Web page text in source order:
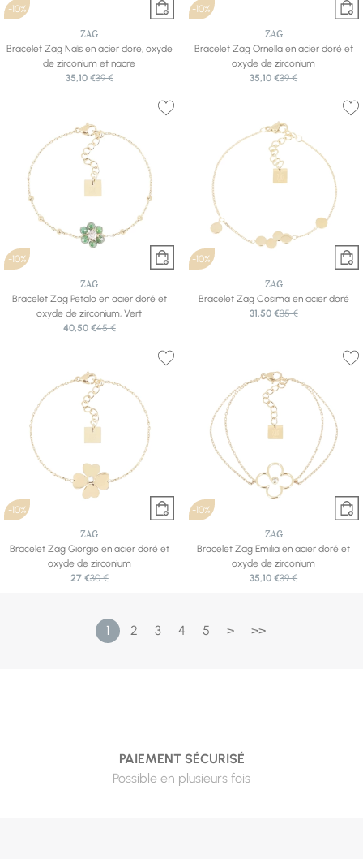
-10%
ZAG
Bracelet Zag Naïs en acier doré, oxyde
de zirconium et nacre
35,10 €39 €
-10%
ZAG
Bracelet Zag Ornella en acier doré et
oxyde de zirconium
35,10 €39 €
-10%
ZAG
Bracelet Zag Petalo en acier doré et
oxyde de zirconium, Vert
40,50 €45 €
-10%
ZAG
Bracelet Zag Cosima en acier doré
31,50 €35 €
-10%
ZAG
Bracelet Zag Giorgio en acier doré et
oxyde de zirconium
27 €30 €
-10%
ZAG
Bracelet Zag Emilia en acier doré et
oxyde de zirconium
35,10 €39 €
1 2 3 4 5 > >>
PAIEMENT SÉCURISÉ
Possible en plusieurs fois